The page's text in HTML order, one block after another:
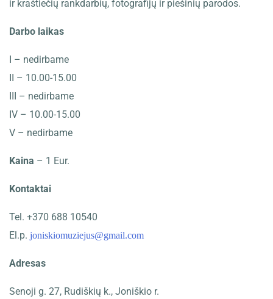
ir kraštiečių rankdarbių, fotografijų ir piešinių parodos.
Darbo laikas
I – nedirbame
II – 10.00-15.00
III – nedirbame
IV – 10.00-15.00
V – nedirbame
Kaina – 1 Eur.
Kontaktai
Tel. +370 688 10540
El.p. joniskiomuziejus@gmail.com
Adresas
Senoji g. 27, Rudiškių k., Joniškio r.